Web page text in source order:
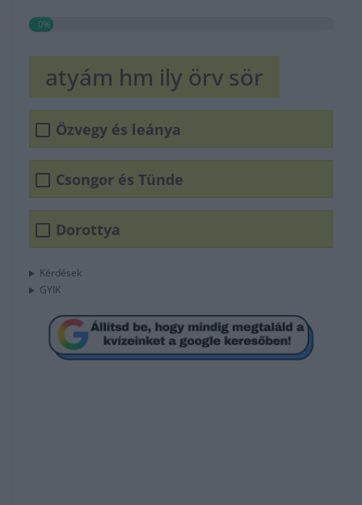
0%
atyám hm ily örv sör
Özvegy és leánya
Csongor és Tünde
Dorottya
Kérdések
GYIK